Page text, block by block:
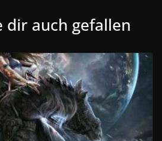
dir auch gefallen